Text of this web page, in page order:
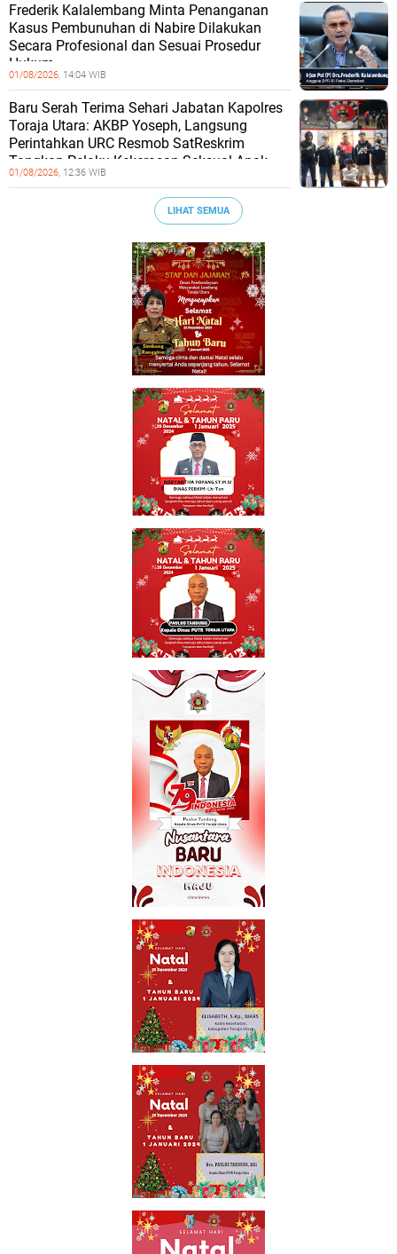
Frederik Kalalembang Minta Penanganan
Kasus Pembunuhan di Nabire Dilakukan
Secara Profesional dan Sesuai Prosedur
Hukum
01/08/2026, 14:04 WIB
Baru Serah Terima Sehari Jabatan Kapolres
Toraja Utara: AKBP Yoseph, Langsung
Perintahkan URC Resmob SatReskrim
Tangkap Pelaku Kekerasan Seksual Anak
01/08/2026, 12:36 WIB
LIHAT SEMUA